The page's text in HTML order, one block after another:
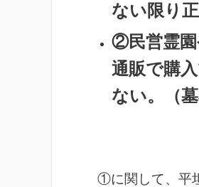
ない限り
②民営霊園
通販で購
ない。（
①に関して、平